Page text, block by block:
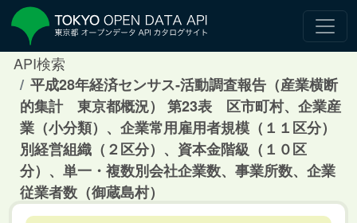
API検索
平成28年経済センサス‐活動調査報告（産業横断
的集計 東京都概況） 第23表 区市町村、企業産
業（小分類）、企業常用雇用者規模（１１区分）
別経営組織（２区分）、資本金階級（１０区
分）、単一・複数別会社企業数、事業所数、企業
従業者数（御蔵島村）